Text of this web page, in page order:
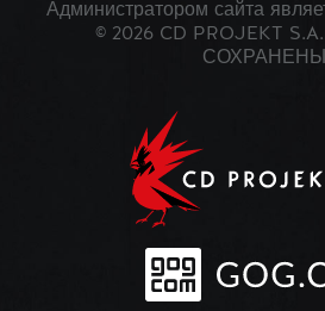
Администратором сайта
© 2026 CD PROJEKT